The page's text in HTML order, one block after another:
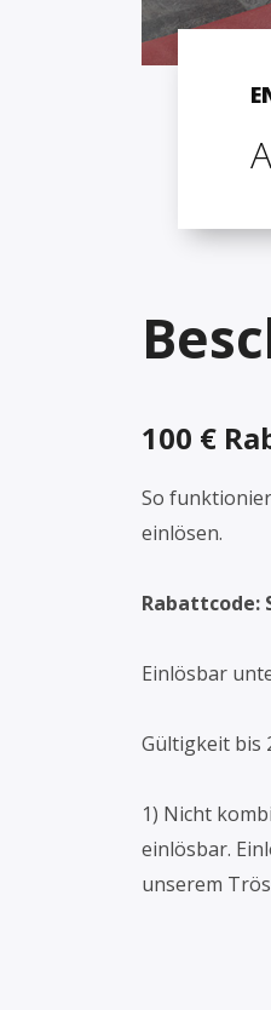
100 €
So
einlösen.
Rabattcode:
Einlösbar
Gültigkeit bis
1) Nicht
einlösbar.
unserem